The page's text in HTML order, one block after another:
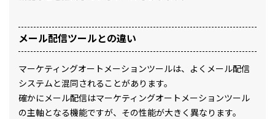
メール配信ツールとの違い
マーケティングオートメーションツールは、よくメール配信
システムと混同されることがあります。
確かにメール配信はマーケティングオートメーションツール
の主軸となる機能ですが、その性能が大きく異なります。